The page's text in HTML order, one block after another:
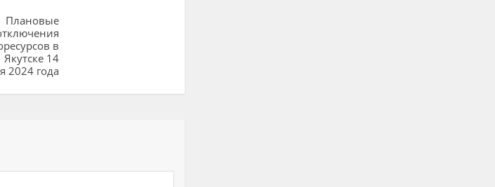
Плановые
в
Якутске 14
2024 года